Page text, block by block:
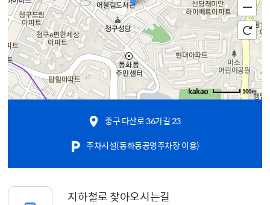
100m
중구 다산로 36가길 23
주차시설(동화동공영주차장 이용)
지하철로 찾아오시는길